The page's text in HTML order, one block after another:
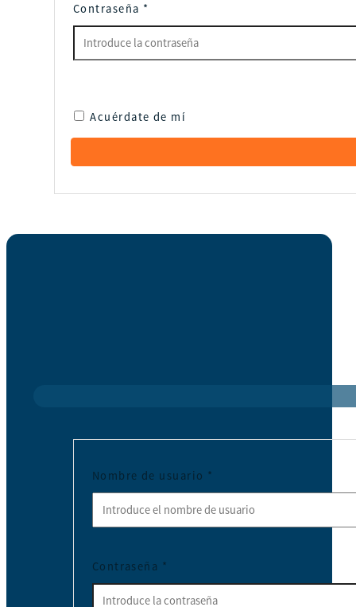
Contraseña *
Acuérdate de mí
Nombre de usuario *
Contraseña *